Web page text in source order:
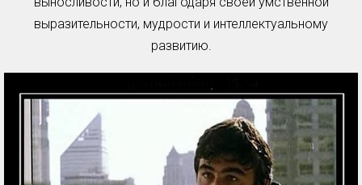
выразительности, мудрости и интеллектуальному
развитию.